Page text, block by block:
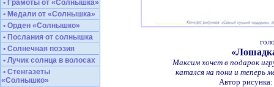
• Грамоты от «Солнышка»
• Медали от «Солнышка»
• Орден «Солнышко»
• Послания от солнышка
• Солнечная поэзия
• Лучик солнца в волосах
• Стенгазеты
«Солнышко»
Максим хочет в подарок
катался на пони и теперь
Автор